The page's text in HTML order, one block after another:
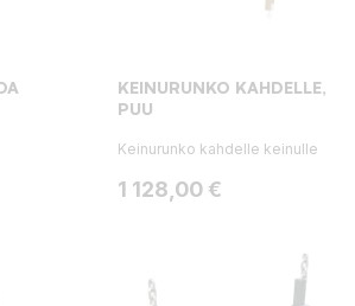
KEINURUNKO KAHDELLE,
PUU
Keinurunko kahdelle keinulle
Hinta
1 128,00 €